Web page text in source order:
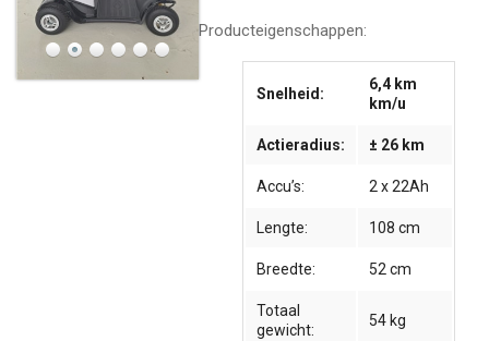
Producteigenschappen:
Snelheid:
6,4 km
km/u
Actieradius: ± 26 km
Accu’s: 2 x 22Ah
Lengte: 108 cm
Breedte: 52 cm
Totaal
gewicht:
54 kg